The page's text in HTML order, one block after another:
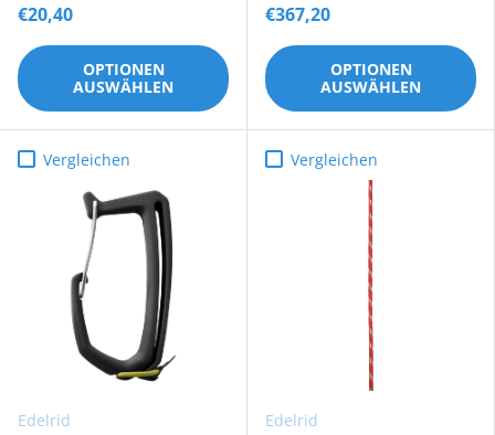
€20,40
OPTIONEN
AUSWÄHLEN
€367,20
OPTIONEN
AUSWÄHLEN
Vergleichen
Edelrid
Vergleichen
Edelrid